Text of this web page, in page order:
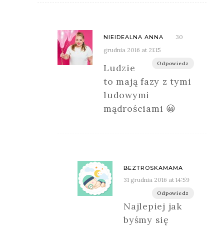
NIEIDEALNA ANNA
30
grudnia 2016 at 21:15
Odpowiedz
Ludzie
to mają fazy z tymi
ludowymi
mądrościami 😀
BEZTROSKAMAMA
31 grudnia 2016 at 14:59
Odpowiedz
Najlepiej jak
byśmy się